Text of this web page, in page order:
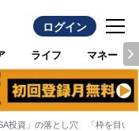
ログイン
ライフ マネー
投資」の落とし穴 「枠を目い